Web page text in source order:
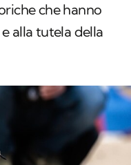
che hanno
alla tutela della